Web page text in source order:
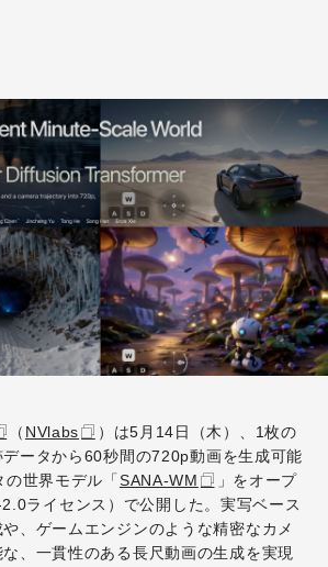
（ NVlabs
）は5月14日（木）、1枚の
ータから60秒間の720p動画を生成可能
世界モデル「SANA-WM
」をオープ
ライセンス）で公開した。実写ベース
、ゲームエンジンのような精密なカメ
、一貫性のある長尺動画の生成を実現